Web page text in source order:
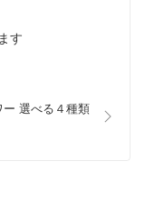
す
ー 選べる４種類